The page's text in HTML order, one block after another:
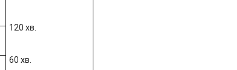
120 хв.
60 хв.